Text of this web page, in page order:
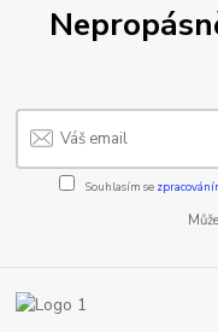
Souhlasím se